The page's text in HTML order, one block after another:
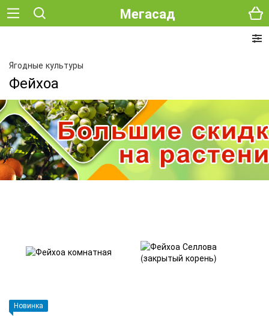
Мегасад
Ягодные культуры
Фейхоа
Новинка